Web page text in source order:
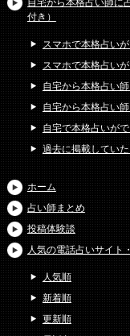
付き）
スマホで本格占い
スマホで本格占い
自宅から本格占い
自宅から本格占い
自宅で本格占いが
過去に掲載してい
ホーム
占い師まとめ
投稿体験談
人気の電話占いサイト
人気順
新着順
更新順